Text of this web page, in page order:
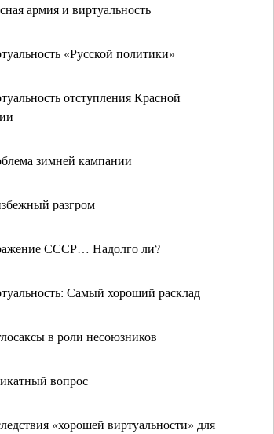
армия и виртуальность
«Русской политики»
отступления Красной
зимней кампании
разгром
СССР… Надолго ли?
Самый хороший расклад
в роли несоюзников
вопрос
«хорошей виртуальности» для